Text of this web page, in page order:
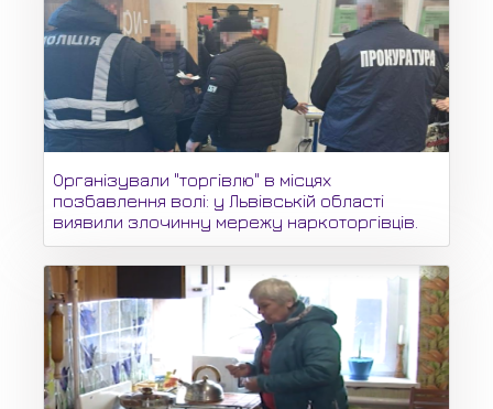
Організували "торгівлю" в місцях
позбавлення волі: у Львівській області
виявили злочинну мережу наркоторгівців.